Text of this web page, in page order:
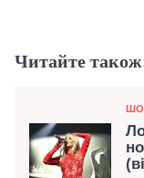
Читайте